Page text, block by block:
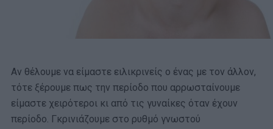
Αν θέλουμε να είμαστε ειλικρινείς ο ένας με τον άλλον,
τότε ξέρουμε πως την περίοδο που αρρωσταίνουμε
είμαστε χειρότεροι κι από τις γυναίκες όταν έχουν
περίοδο. Γκρινιάζουμε στο ρυθμό γνωστού